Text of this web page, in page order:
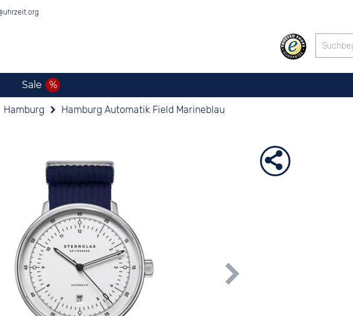
uhrzeit.org
Sale
Hamburg Hamburg Automatik Field Marineblau